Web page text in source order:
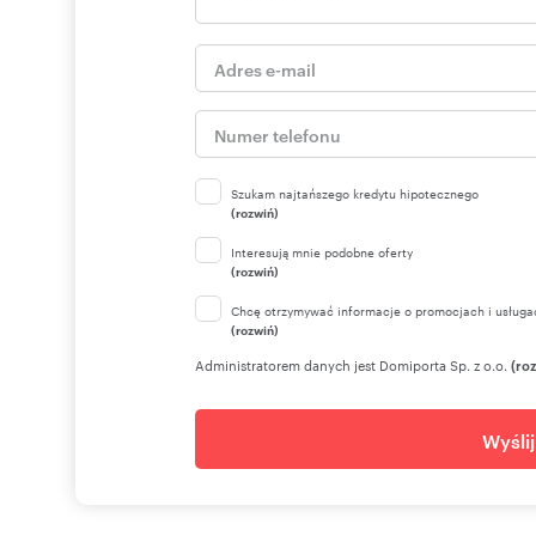
Szukam najtańszego kredytu hipotecznego
(rozwiń)
Interesują mnie podobne oferty
(rozwiń)
Chcę otrzymywać informacje o promocjach i
(rozwiń)
Administratorem danych jest Domiporta Sp. z o.o.